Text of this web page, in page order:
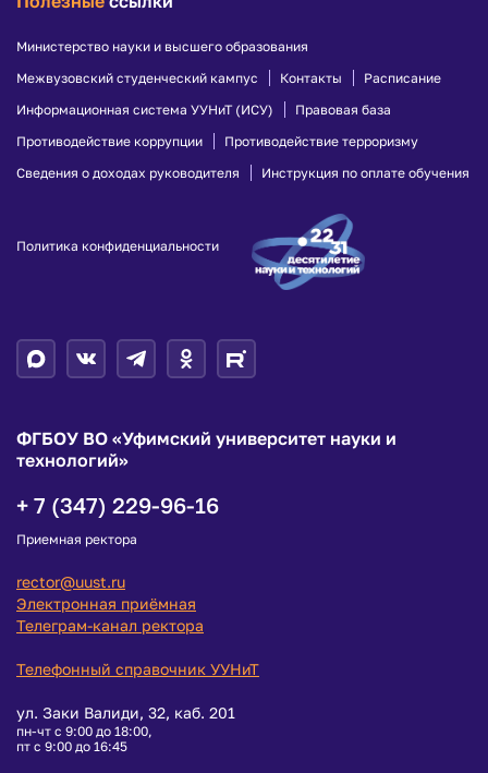
Министерство науки и высшего образования
Межвузовский студенческий кампус
Контакты
Расписание
Информационная система УУНиТ (ИСУ)
Правовая база
Противодействие коррупции
Противодействие терроризму
Сведения о доходах руководителя
Инструкция по оплате обучения
Политика конфиденциальности
ФГБОУ ВО «Уфимский университет науки и
технологий»
+ 7 (347) 229-96-16
Приемная ректора
rector@uust.ru
Электронная приёмная
Телеграм-канал ректора
Телефонный справочник УУНиТ
ул. Заки Валиди, 32, каб. 201
пн-чт с 9:00 до 18:00,
пт с 9:00 до 16:45